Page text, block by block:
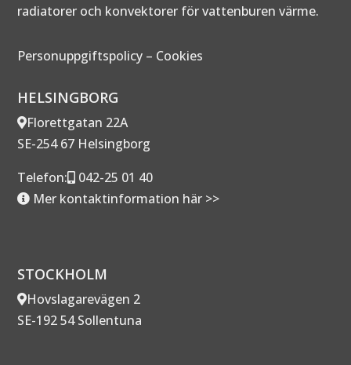
radiatorer och konvektorer för vattenburen värme.
Personuppgiftspolicy – Cookies
HELSINGBORG
Florettgatan 22A
SE-254 67 Helsingborg
Telefon:
042-25 01 40
Mer kontaktinformation här >>
STOCKHOLM
Hovslagarevägen 2
SE-192 54 Sollentuna